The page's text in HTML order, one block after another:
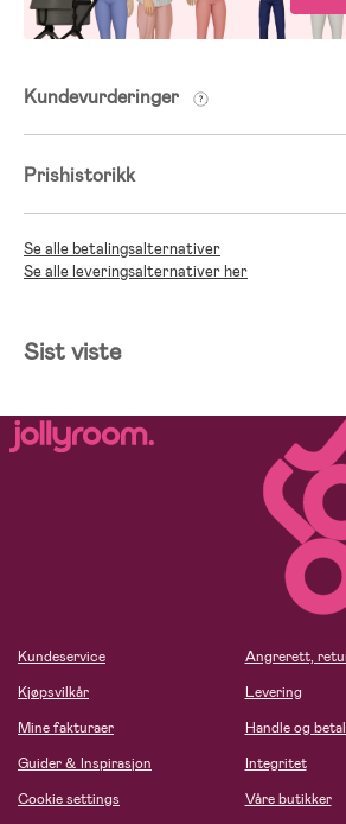
Kundevurderinger
Prishistorikk
Se alle betalingsalternativer
Se alle leveringsalternativer her
Sist viste
Kundeservice
Kjøpsvilkår
Mine fakturaer
Guider & Inspirasjon
Cookie settings
Angrerett,
Levering
Handle og
Integritet
Våre butikker